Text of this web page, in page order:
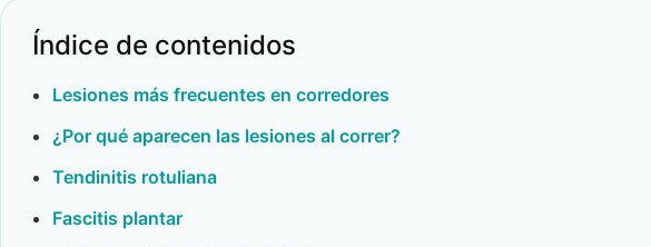
Índice de contenidos
Lesiones más frecuentes en corredores
¿Por qué aparecen las lesiones al correr?
Tendinitis rotuliana
Fascitis plantar